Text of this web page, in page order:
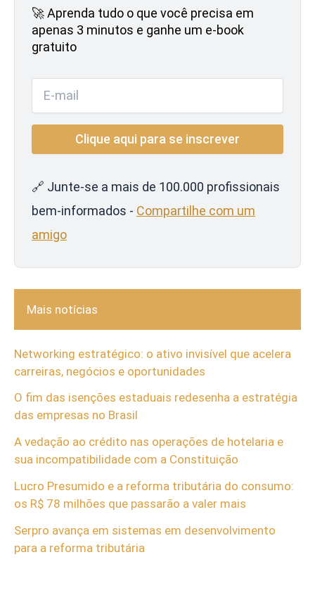
🚀 Aprenda tudo o que você precisa em
apenas 3 minutos e ganhe um e-book
gratuito
🔗 Junte-se a mais de 100.000 profissionais
bem-informados - Compartilhe com um
amigo
Mais notícias
Networking estratégico: o ativo invisível que acelera
carreiras, negócios e oportunidades
O fim das isenções estaduais redesenha a estratégia
das empresas no Brasil
A vedação ao crédito nas operações de hotelaria e
sua incompatibilidade com a Constituição
Lucro Presumido e a reforma tributária do consumo:
os R$ 78 milhões que passarão a valer mais
Serpro avança em sistemas em desenvolvimento
para a reforma tributária